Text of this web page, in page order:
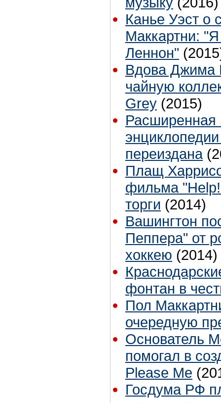
Канье Уэст о
Маккартни:
Леннон"
Вдова Джима
чайную
Grey (2015)
Расширенная
переиздана
Плащ
фильма
торги (2014)
Вашингтон
Пеппера" от
хоккею (2014)
фонтан в
Пол
очередную
Основатель
помогал в
Please Me
Госдума РФ